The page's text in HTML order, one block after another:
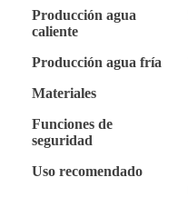
Producción agua
caliente
Producción agua fría
Materiales
Funciones de
seguridad
Uso recomendado